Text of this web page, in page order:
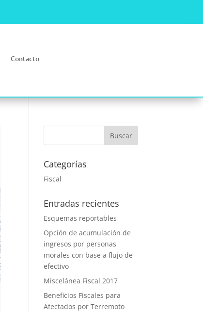
Contacto
Categorías
Fiscal
Entradas recientes
Esquemas reportables
Opción de acumulación de
ingresos por personas
morales con base a flujo de
efectivo
Miscelánea Fiscal 2017
Beneficios Fiscales para
Afectados por Terremoto